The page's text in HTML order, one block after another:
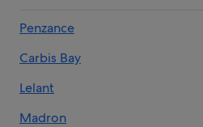
St Ives hoteles
Hoteles con spa en St Ives
St Just hoteles
Newlyn hoteles
Penzance
Carbis Bay
Lelant
Madron